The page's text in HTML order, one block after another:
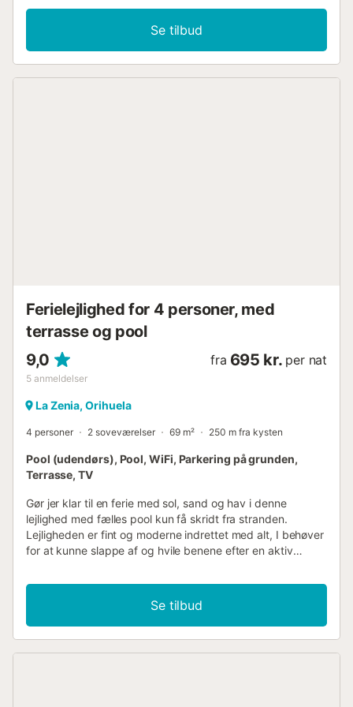
håndklæder. Stuen har aircondition. Spansk TV, trådløst
internet. Der er en parkeringsplads til en bil. Området har
en veludviklet infrastruktur. Det nærmeste supermarked
ligger 300 meter væk, og der er en restaurant 200 meter
Se tilbud
Ferielejlighed for 4 personer, med
terrasse og pool
9,0
5 anmeldelser
fra 695 kr. per nat
La Zenia, Orihuela
4 personer 2 soveværelser 69 m² 250 m fra kysten
Pool (udendørs), Pool, WiFi, Parkering på grunden,
Terrasse, TV
Gør jer klar til en ferie med sol, sand og hav i denne
lejlighed med fælles pool kun få skridt fra stranden.
Lejligheden er fint og moderne indrettet med alt, I behøver
for at kunne slappe af og hvile benene efter en aktiv
rette i aftensolen på altanen. Om morgenen kan I starte ud
med en solid morgenmad, inden I dypper jer i poolen eller
trasker til stranden. Cabo Roig ligger i den sydlige del af
Costa Blanca og er kendt for sine fine sandstrande,
Se tilbud